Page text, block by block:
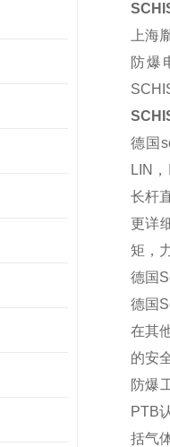
上海
防爆
德国
LIN ，
长杆
更详
矩，
德国
德国
在其
的安
防爆
PTB
括气